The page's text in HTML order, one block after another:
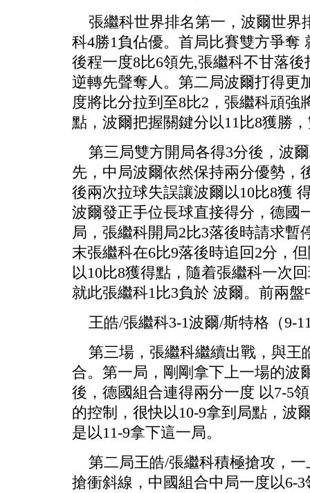
張繼科世界排名第一，波爾世界
科4勝1負佔優。首局比賽雙方爭奪
後程一度8比6領先,張繼科不甘落
逆轉先聲奪人。第二局波爾打得更
度將比分拉到至8比2，張繼科頑強
點，波爾把握關鍵分以11比8獲勝
第三局雙方開局各得3分後，波
先，中局波爾依然保持兩分優勢，
後兩次拉球失誤讓波爾以10比8獲
波爾發正手位長球直接得分，德國
局，張繼科開局2比3落後時請求暫
末張繼科在6比9落後時追回2分，
以10比8獲得點，隨着張繼科一次
就此張繼科1比3負於 波爾。前兩
王皓/張繼科3-1波爾/斯特格（9-
第三場，張繼科繼續出戰，與王
合。第一局，剛剛拿下上一場的波
後，德國組合連得兩分一度 以7-5
的控制，很快以10-9拿到局點，波
是以11-9拿下這一局。
第二局王皓/張繼科積極搶攻，一
搶衝斜線，中國組合中局一度以6-